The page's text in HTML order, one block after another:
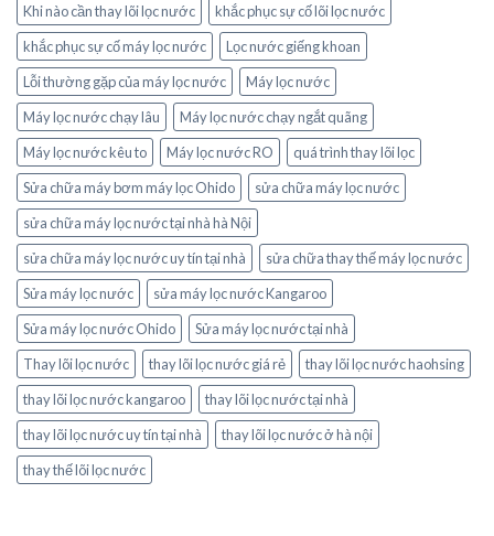
Khi nào cần thay lõi lọc nước
khắc phục sự cố lõi lọc nước
khắc phục sự cố máy lọc nước
Lọc nước giếng khoan
Lỗi thường gặp của máy lọc nước
Máy lọc nước
Máy lọc nước chạy lâu
Máy lọc nước chạy ngắt quãng
Máy lọc nước kêu to
Máy lọc nước RO
quá trình thay lõi lọc
Sửa chữa máy bơm máy lọc Ohido
sửa chữa máy lọc nước
sửa chữa máy lọc nước tại nhà hà Nội
sửa chữa máy lọc nước uy tín tại nhà
sửa chữa thay thế máy lọc nước
Sửa máy lọc nước
sửa máy lọc nước Kangaroo
Sửa máy lọc nước Ohido
Sửa máy lọc nước tại nhà
Thay lõi lọc nước
thay lõi lọc nước giá rẻ
thay lõi lọc nước haohsing
thay lõi lọc nước kangaroo
thay lõi lọc nước tại nhà
thay lõi lọc nước uy tín tại nhà
thay lõi lọc nước ở hà nội
thay thế lõi lọc nước